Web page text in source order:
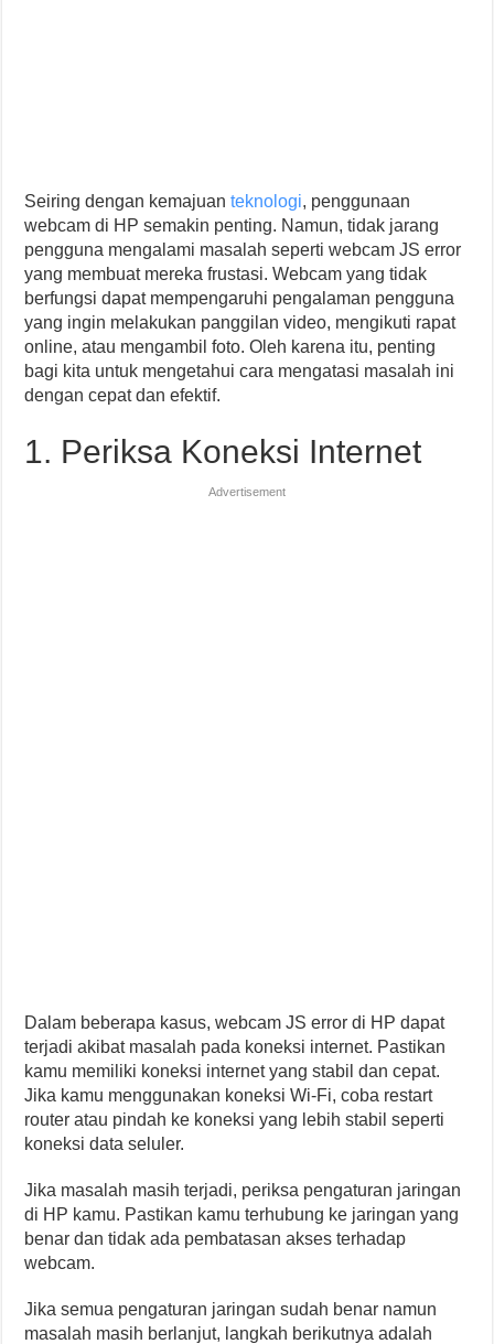
Seiring dengan kemajuanteknologi, penggunaan
webcam di HP semakin penting. Namun, tidak jarang
pengguna mengalami masalah seperti webcam JS error
yang membuat mereka frustasi. Webcam yang tidak
berfungsi dapat mempengaruhi pengalaman pengguna
yang ingin melakukan panggilan video, mengikuti rapat
online, atau mengambil foto. Oleh karena itu, penting
bagi kita untuk mengetahui cara mengatasi masalah ini
dengan cepat dan efektif.
1. Periksa Koneksi Internet
Advertisement
Dalam beberapa kasus, webcam JS error di HP dapat
terjadi akibat masalah pada koneksi internet. Pastikan
kamu memiliki koneksi internet yang stabil dan cepat.
Jika kamu menggunakan koneksi Wi-Fi, coba restart
router atau pindah ke koneksi yang lebih stabil seperti
koneksi data seluler.
Jika masalah masih terjadi, periksa pengaturan jaringan
di HP kamu. Pastikan kamu terhubung ke jaringan yang
benar dan tidak ada pembatasan akses terhadap
webcam.
Jika semua pengaturan jaringan sudah benar namun
masalah masih berlanjut, langkah berikutnya adalah